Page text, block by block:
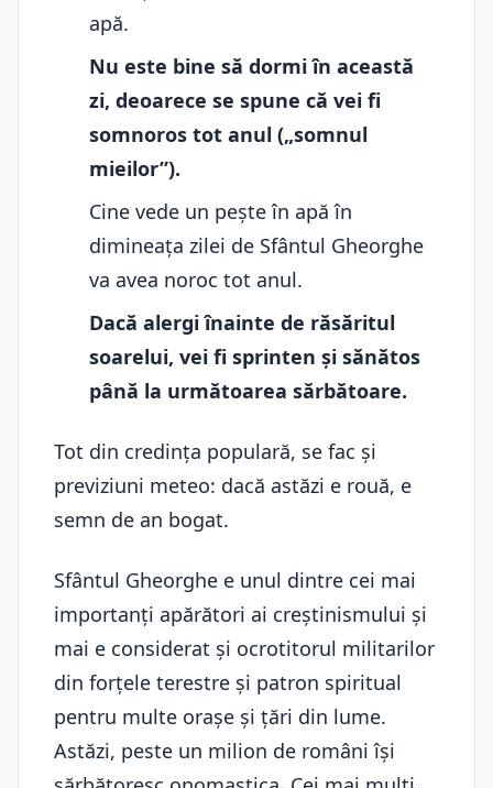
apă.
Nu este bine să dormi în această
zi, deoarece se spune că vei fi
somnoros tot anul („somnul
mieilor”).
Cine vede un pește în apă în
dimineața zilei de Sfântul Gheorghe
va avea noroc tot anul.
Dacă alergi înainte de răsăritul
soarelui, vei fi sprinten și sănătos
până la următoarea sărbătoare.
Tot din credința populară, se fac și
previziuni meteo: dacă astăzi e rouă, e
semn de an bogat.
Sfântul Gheorghe e unul dintre cei mai
importanți apărători ai creștinismului și
mai e considerat și ocrotitorul militarilor
din forțele terestre și patron spiritual
pentru multe orașe și țări din lume.
Astăzi, peste un milion de români își